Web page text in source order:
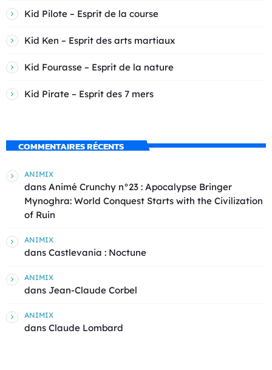
Kid Pilote – Esprit de la course
Kid Ken – Esprit des arts martiaux
Kid Fourasse – Esprit de la nature
Kid Pirate – Esprit des 7 mers
COMMENTAIRES RÉCENTS
ANIMIX
dans Animé Crunchy n°23 : Apocalypse Bringer
Mynoghra: World Conquest Starts with the Civilization
of Ruin
ANIMIX
dans Castlevania : Noctune
ANIMIX
dans Jean-Claude Corbel
ANIMIX
dans Claude Lombard